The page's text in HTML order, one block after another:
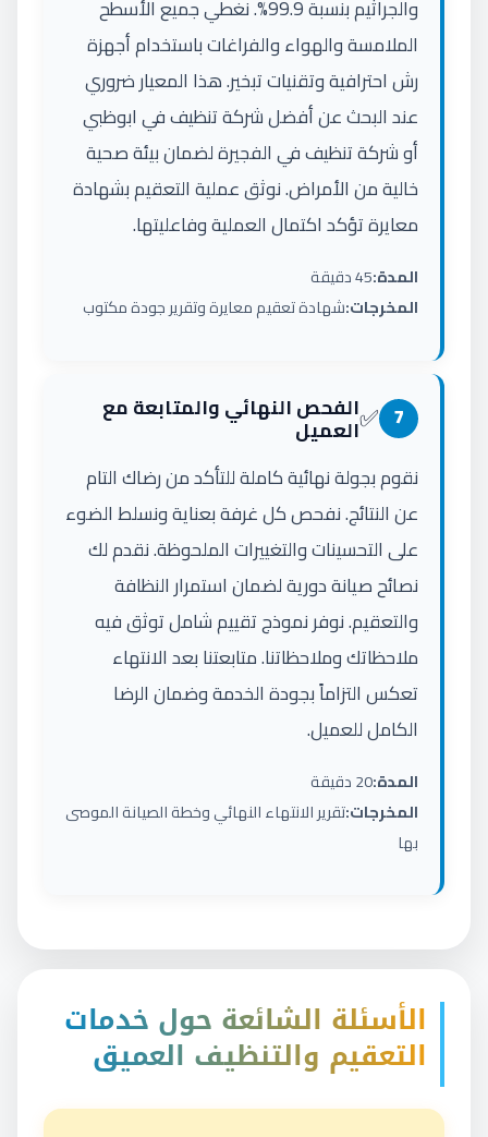
والجراثيم بنسبة 99.9%. نغطي جميع الأسطح
الملامسة والهواء والفراغات باستخدام أجهزة
رش احترافية وتقنيات تبخير. هذا المعيار ضروري
عند البحث عن أفضل شركة تنظيف في ابوظبي
أو شركة تنظيف في الفجيرة لضمان بيئة صحية
خالية من الأمراض. نوثق عملية التعقيم بشهادة
معايرة تؤكد اكتمال العملية وفاعليتها.
المدة:45 دقيقة
المخرجات:شهادة تعقيم معايرة وتقرير جودة مكتوب
7
✅الفحص النهائي والمتابعة مع
العميل
نقوم بجولة نهائية كاملة للتأكد من رضاك التام
عن النتائج. نفحص كل غرفة بعناية ونسلط الضوء
على التحسينات والتغييرات الملحوظة. نقدم لك
نصائح صيانة دورية لضمان استمرار النظافة
والتعقيم. نوفر نموذج تقييم شامل توثق فيه
ملاحظاتك وملاحظاتنا. متابعتنا بعد الانتهاء
تعكس التزاماً بجودة الخدمة وضمان الرضا
الكامل للعميل.
المدة:20 دقيقة
المخرجات:تقرير الانتهاء النهائي وخطة الصيانة الموصى
بها
الأسئلة الشائعة حول خدمات
التعقيم والتنظيف العميق